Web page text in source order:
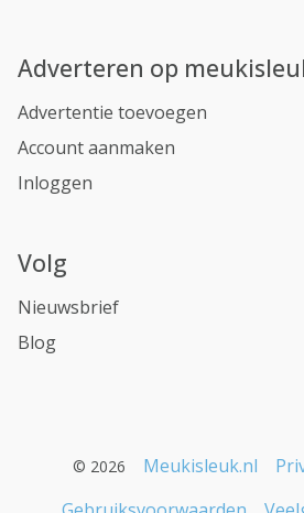
Adverteren op
Advertentie toevoegen
Account aanmaken
Inloggen
Volg
Nieuwsbrief
Blog
© 2026 Meukisleuk.nl